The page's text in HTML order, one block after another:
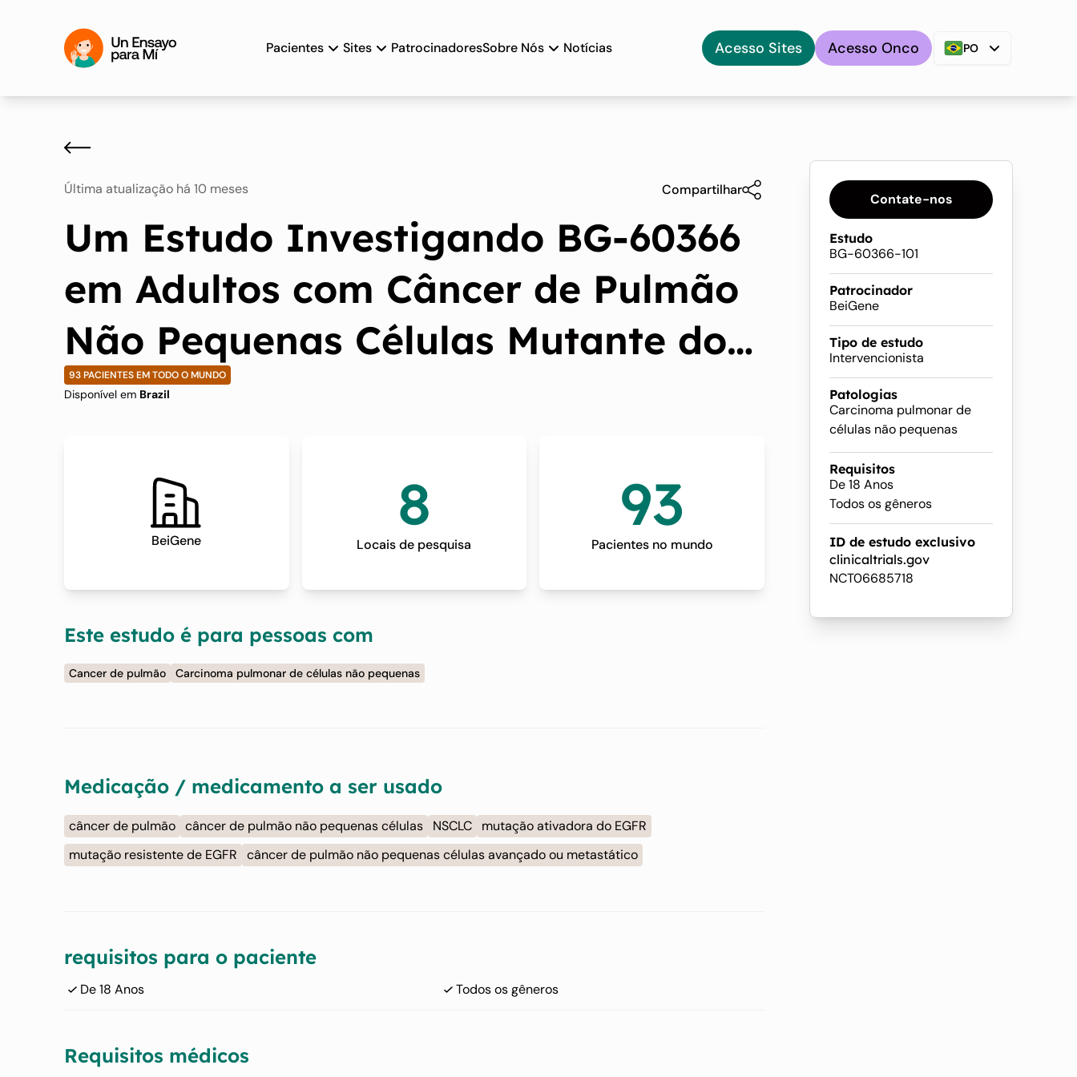
Pacientes Sites PatrocinadoresSobre Nós Notícias Acesso Sites Acesso Onco PO
Última atualização há 10 meses Compartilhar
Um Estudo Investigando BG-60366
em Adultos com Câncer de Pulmão
Não Pequenas Células Mutante do
Receptor do Fator de Crescimento
93 PACIENTES EM TODO O MUNDO
Disponível em Brazil
BeiGene
8
Locais de pesquisa
93
Pacientes no mundo
Este estudo é para pessoas com
Cancer de pulmão Carcinoma pulmonar de células não pequenas
Medicação / medicamento a ser usado
câncer de pulmão câncer de pulmão não pequenas células NSCLC
mutação ativadora do EGFR
mutação resistente de EGFR
câncer de pulmão não pequenas células avançado ou metastático
requisitos para o paciente
De 18 Anos Todos os gêneros
Requisitos médicos
Contate-nos
Estudo
BG-60366-101
Patrocinador
BeiGene
Tipo de estudo
Intervencionista
Patologias
Carcinoma pulmonar de
células não pequenas
Requisitos
De 18 Anos
Todos os gêneros
ID de estudo exclusivo
clinicaltrials.gov
NCT06685718